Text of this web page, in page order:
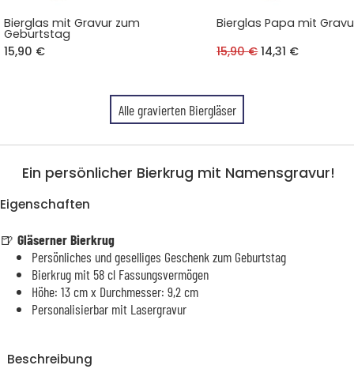
Bierglas mit Gravur zum
Geburtstag
15,90 €
Bierglas Papa mit
15,90 €14,31 €
Alle gravierten Biergläser
Ein persönlicher Bierkrug mit Namensgravur!
Eigenschaften
🍺 Gläserner Bierkrug
Persönliches und geselliges Geschenk zum Geburtstag
Bierkrug mit 58 cl Fassungsvermögen
Höhe: 13 cm x Durchmesser: 9,2 cm
Personalisierbar mit Lasergravur
Beschreibung